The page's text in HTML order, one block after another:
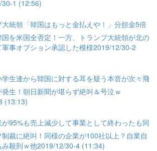
30-1 (12:56)
大統領「韓国はもっと金払えや！」分担金5倍
を米国全否定！一方、トランプ大統領が北の
事オプション承認した模様2019/12/30-2
学生達から韓国に対する耳を疑う本音が次々飛
生！朝日新聞が堪らず絶叫＆号泣ｗ
(13:13)
95%も売上減少して事業として終わったも同
裁に絶叫！同様の企業が100社以上？自業自
殺到ｗ他2019/12/30-4 (11:34)